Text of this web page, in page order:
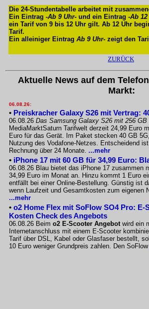
Die 24-Stundentabelle arbeitet mit
Ein Eintrag -Ab 9 Uhr- und ein Eintrag -Ab
ein Tarif von 9 bis 12 Uhr gilt. Ab 12 Uhr
Tarif.
Ein alleiniger Eintrag Ab 9 Uhr- zeigt den
ZURÜCK
Aktuelle News auf dem
Markt:
06.08.26:
• Preiskracher Galaxy S26 mit Vertrag:
06.08.26 Das Samsung Galaxy S26 mit 256 GB
MediaMarktSaturn Tarifwelt derzeit 24,99 Euro
Euro für das Gerät. Im Paket stecken 40 GB
Nutzung des Vodafone-Netzes. Entscheidend
Rechnung über 24 Monate. ...mehr
• iPhone 17 mit 60 GB für 34,99 Euro:
06.08.26 Blau bietet das iPhone 17 zusammen
34,99 Euro im Monat an. Hinzu kommt 1 Euro
entfällt bei einer Online-Bestellung. Günstig ist
wenn Laufzeit und Gesamtkosten zum eigenen
...mehr
• o2 Home Flex mit SoFlow SO4 Pro: E-
Kosten Check des Angebots
06.08.26 Beim o2 E-Scooter Angebotwird ein
Internetanschluss mit einem E-Scooter
Tarif über DSL, Kabel oder Glasfaser bestellt,
10 Euro weniger Grundpreis zahlen. Den SoFlow